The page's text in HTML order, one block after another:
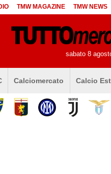
TMW MAGAZINE TMW NEWS
sabato 8
Calciomercato Calcio